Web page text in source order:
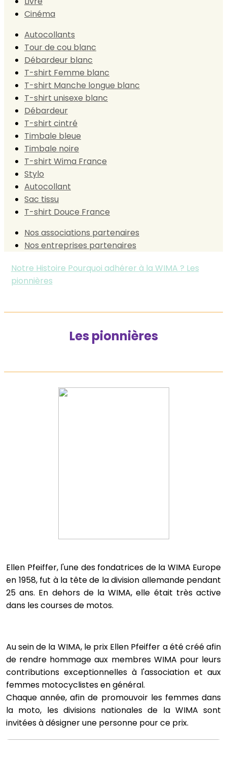
Cinéma
Autocollants
Tour de cou blanc
Débardeur blanc
T-shirt Femme blanc
T-shirt Manche longue blanc
T-shirt unisexe blanc
Débardeur
T-shirt cintré
Timbale bleue
Timbale noire
T-shirt Wima France
Stylo
Autocollant
Sac tissu
T-shirt Douce France
Nos associations partenaires
Nos entreprises partenaires
Notre Histoire Pourquoi adhérer à la WIMA ? Les
pionnières
Les pionnières
Ellen Pfeiffer, l'une des fondatrices de la WIMA Europe
en 1958, fut à la tête de la division allemande pendant
25 ans. En dehors de la WIMA, elle était très active
dans les courses de motos.
Au sein de la WIMA, le prix Ellen Pfeiffer a été créé afin
de rendre hommage aux membres WIMA pour leurs
contributions exceptionnelles à l'association et aux
femmes motocyclistes en général.
Chaque année, afin de promouvoir les femmes dans
la moto, les divisions nationales de la WIMA sont
invitées à désigner une personne pour ce prix.